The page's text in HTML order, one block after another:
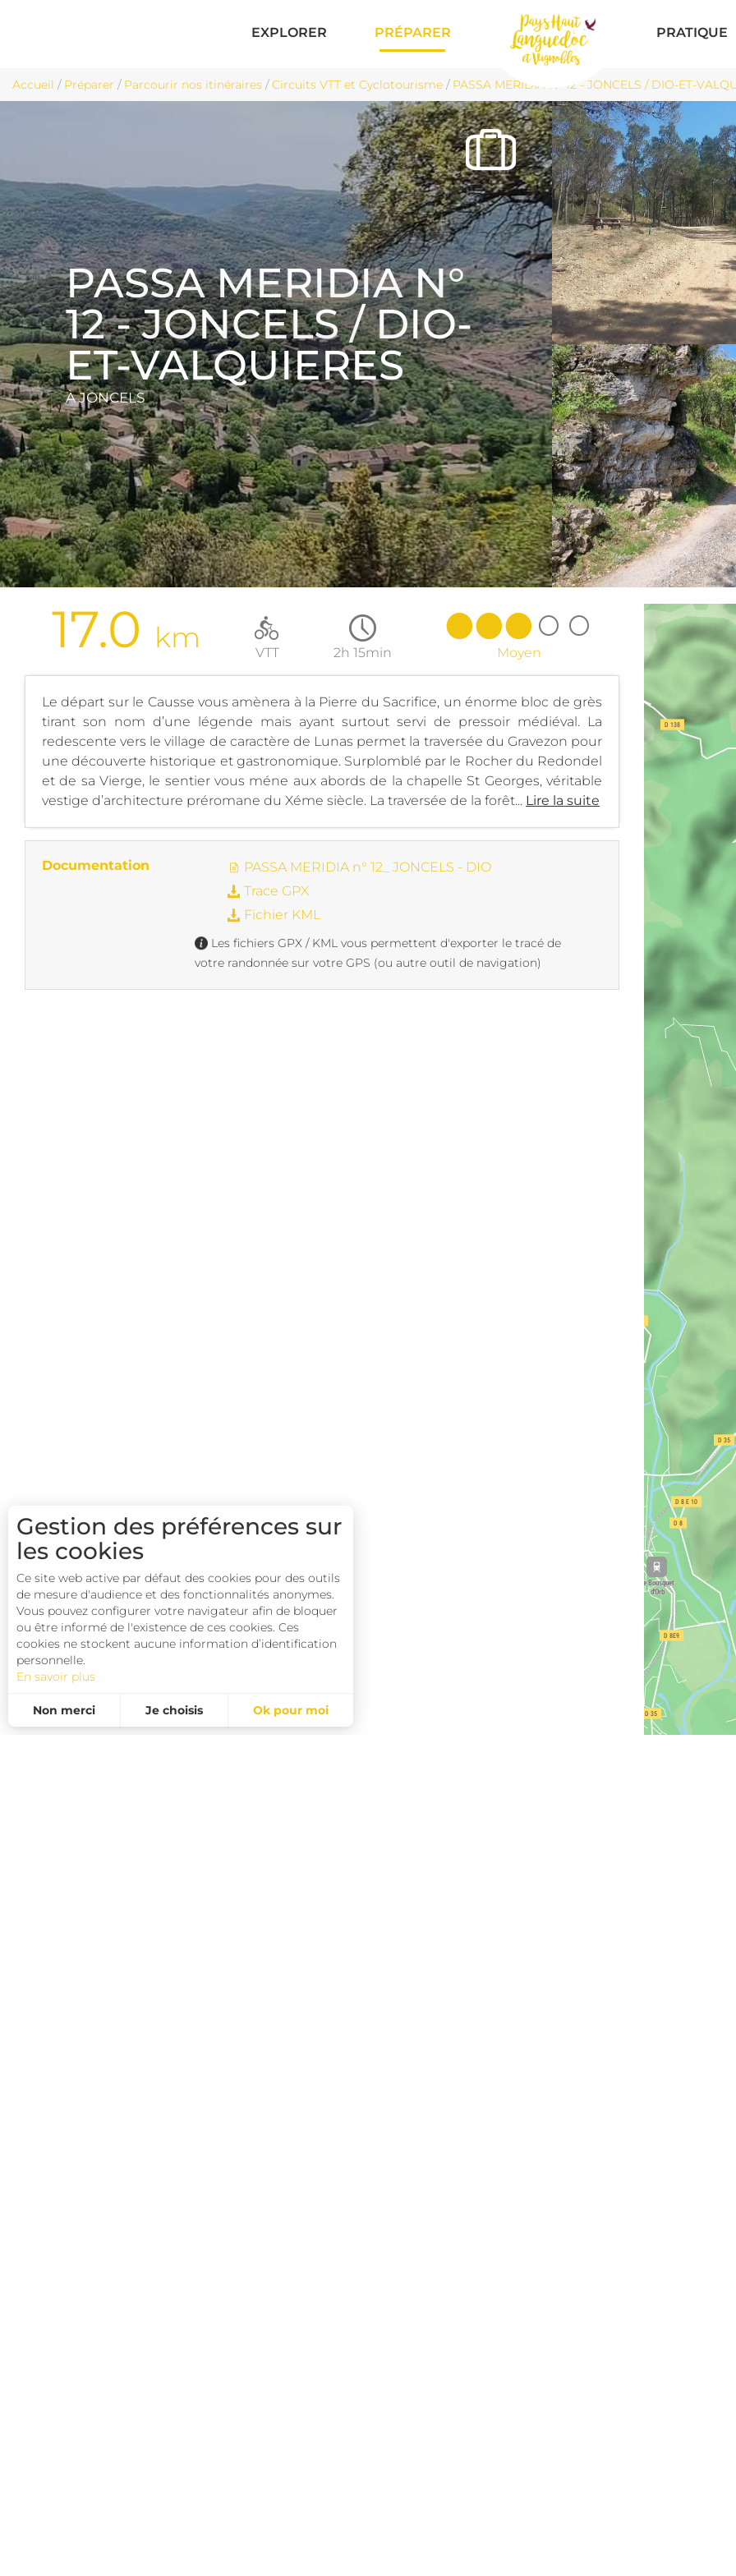
EXPLORER PRÉPARER PRATIQUE
Accueil / Préparer / Parcourir nos itinéraires /Circuits VTT et Cyclotourisme / PASSA MERIDIA N° 12 - JONCELS / DIO-ET-
PASSA MERIDIA N°
12 - JONCELS / DIO-
ET-VALQUIERES
À JONCELS
17.0 km VTT 2h 15min Moyen
Le départ sur le Causse vous amènera à la Pierre du Sacrifice, un énorme bloc de grès
tirant son nom d’une légende mais ayant surtout servi de pressoir médiéval. La
redescente vers le village de caractère de Lunas permet la traversée du Gravezon pour
une découverte historique et gastronomique. Surplomblé par le Rocher du Redondel
et de sa Vierge, le sentier vous méne aux abords de la chapelle St Georges, véritable
vestige d’architecture préromane du Xéme siècle. La traversée de la forêt... Lire la suite
Documentation
PASSA MERIDIA n° 12_ JONCELS - DIO
Trace GPX
Fichier KML
Les fichiers GPX / KML vous permettent d'exporter le tracé de
votre randonnée sur votre GPS (ou autre outil de navigation)
Gestion des préférences sur
les cookies
Ce site web active par défaut des cookies pour des outils
de mesure d'audience et des fonctionnalités anonymes.
Vous pouvez configurer votre navigateur afin de bloquer
ou être informé de l'existence de ces cookies. Ces
cookies ne stockent aucune information d’identification
personnelle.
En savoir plus
Non merci Je choisis Ok pour moi